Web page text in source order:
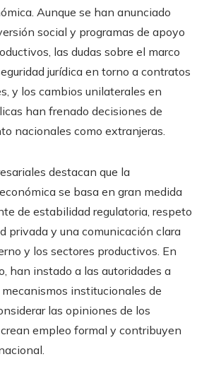
Aunque se han anunciado
social y programas de apoyo
las dudas sobre el marco
jurídica en torno a contratos
y los cambios unilaterales en
han frenado decisiones de
nacionales como extranjeras.
destacan que la
se basa en gran medida
de estabilidad regulatoria, respeto
privada y una comunicación clara
y los sectores productivos. En
han instado a las autoridades a
institucionales de
las opiniones de los
empleo formal y contribuyen